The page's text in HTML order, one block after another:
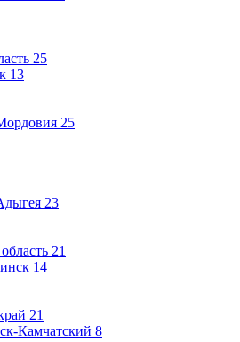
25
13
25
23
21
14
21
Камчатский 8